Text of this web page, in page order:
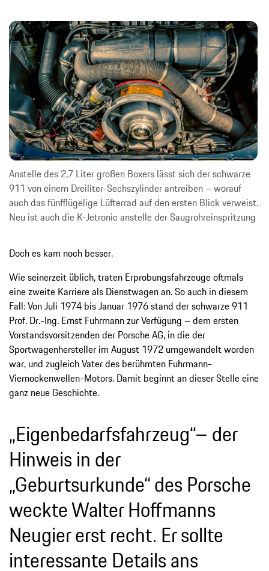
Anstelle des 2,7 Liter großen Boxers lässt sich der schwarze
911 von einem Dreiliter-Sechszylinder antreiben – worauf
auch das fünfflügelige Lüfterrad auf den ersten Blick verweist.
Neu ist auch die K-Jetronic anstelle der Saugrohreinspritzung
Doch es kam noch besser.
Wie seinerzeit üblich, traten Erprobungsfahrzeuge oftmals
eine zweite Karriere als Dienstwagen an. So auch in diesem
Fall: Von Juli 1974 bis Januar 1976 stand der schwarze 911
Prof. Dr.-Ing. Ernst Fuhrmann zur Verfügung – dem ersten
Vorstandsvorsitzenden der Porsche AG, in die der
Sportwagenhersteller im August 1972 umgewandelt worden
war, und zugleich Vater des berühmten Fuhrmann-
Viernockenwellen-Motors. Damit beginnt an dieser Stelle eine
ganz neue Geschichte.
„Eigenbedarfsfahrzeug“– der
Hinweis in der
„Geburtsurkunde“ des Porsche
weckte Walter Hoffmanns
Neugier erst recht. Er sollte
interessante Details ans